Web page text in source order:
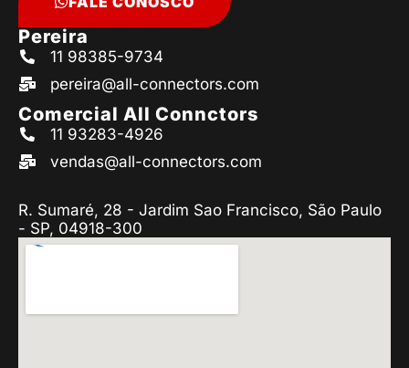
Pereira
11 98385-9734
pereira@all-connectors.com
Comercial All Connctors
11 93283-4926
vendas@all-connectors.com
R. Sumaré, 28 - Jardim Sao Francisco, São Paulo
- SP, 04918-300